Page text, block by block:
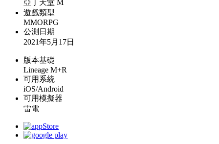
亞丁天堂 M
遊戲類型
MMORPG
公測日期
2021年5月17日
版本基礎
Lineage M+R
可用系統
iOS/Android
可用模擬器
雷電